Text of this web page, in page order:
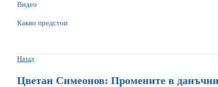
Видео
Какво предстои
Назад
Цветан Симеонов: Промените в